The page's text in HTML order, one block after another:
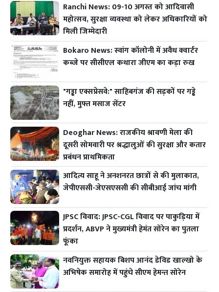
Ranchi News: 09-10 अगस्त को आदिवासी
महोत्सव, सुरक्षा व्यवस्था को लेकर अधिकारियों को
मिली जिम्मेदारी
Bokaro News: स्वांग कॉलोनी में अवैध क्वार्टर
कब्जे पर सीसीएल कथारा जीएम का कड़ा रुख
"गड्ढा एक्सप्रेसवे:" साहिबगंज की सड़कों पर गड्ढे
नहीं, मुफ्त मसाज सेंटर
Deoghar News: राजकीय श्रावणी मेला की
दूसरी सोमवारी पर श्रद्धालुओं की सुरक्षा और कतार
प्रबंधन प्राथमिकता
आदित्य साहू ने अनशनरत छात्रों से की मुलाकात,
जेपीएससी-जेएसएससी की सीबीआई जांच मांगी
JPSC विवाद: JPSC-CGL विवाद पर पाकुड़िया में
प्रदर्शन, ABVP ने मुख्यमंत्री हेमंत सोरेन का पुतला
फूंका
नवनियुक्त सहायक बिशप आनंद डेविड खाल्खो के
अभिषेक समारोह में पहुंचे सीएम हेमन्त सोरेन